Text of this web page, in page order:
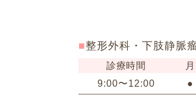
整形外科・下肢静脈
診療時間 月
9:00〜12:00
●